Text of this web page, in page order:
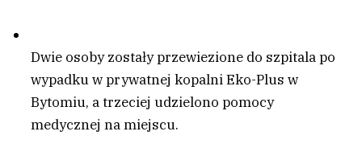
Dwie osoby zostały przewiezione do szpitala po
wypadku w prywatnej kopalni Eko-Plus w
Bytomiu, a trzeciej udzielono pomocy
medycznej na miejscu.